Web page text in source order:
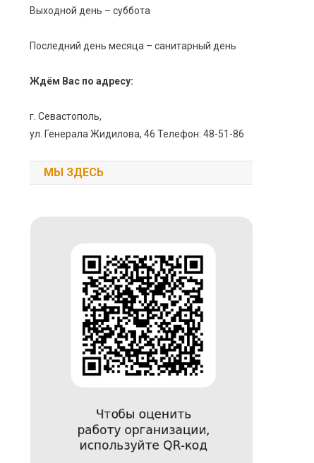
Выходной день – суббота
Последний день месяца – санитарный день
Ждём Вас по адресу:
г. Севастополь,
ул. Генерала Жидилова, 46 Телефон: 48-51-86
МЫ ЗДЕСЬ